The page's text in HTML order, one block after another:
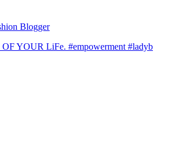
Blogger
YOUR LiFe. #empowerment #ladyb